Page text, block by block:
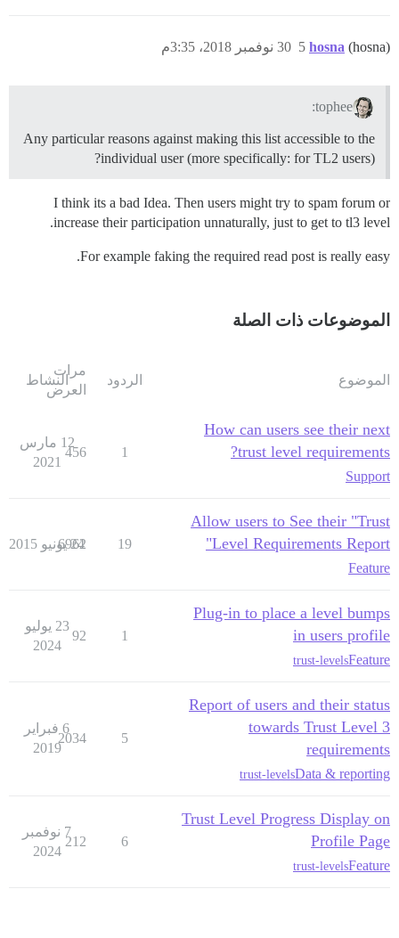
hosna (hosna) 30 نوفمبر 2018، 3:35م 5
tophee:
Any particular reasons against making this list accessible to the
individual user (more specifically: for TL2 users)?
I think its a bad Idea. Then users might try to spam forum or
increase their participation unnaturally, just to get to tl3 level.
For example faking the required read post is really easy.
الموضوعات ذات الصلة
الموضوع الردود
مرات
العرض
النشاط
How can users see their next
trust level requirements?
Support
1
456
12 مارس
2021
Allow users to See their "Trust
Level Requirements Report"
Feature
19
6962
24 يونيو 2015
Plug-in to place a level bumps
in users profile
Feature
trust-levels
1
92
23 يوليو
2024
Report of users and their status
towards Trust Level 3
requirements
Data & reporting
trust-levels
5
2034
6 فبراير
2019
Trust Level Progress Display on
Profile Page
Feature
trust-levels
6
212
7 نوفمبر
2024